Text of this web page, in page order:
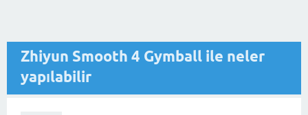
Zhiyun Smooth 4 Gymball ile neler
yapılabilir